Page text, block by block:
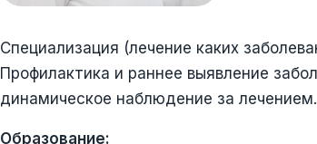
Специализация (лечение каких
Профилактика и раннее выявление
динамическое наблюдение за лечением.
Образование: